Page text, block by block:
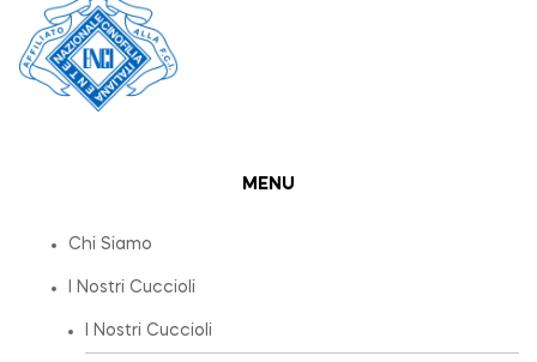
MENU
Chi Siamo
I Nostri Cuccioli
I Nostri Cuccioli